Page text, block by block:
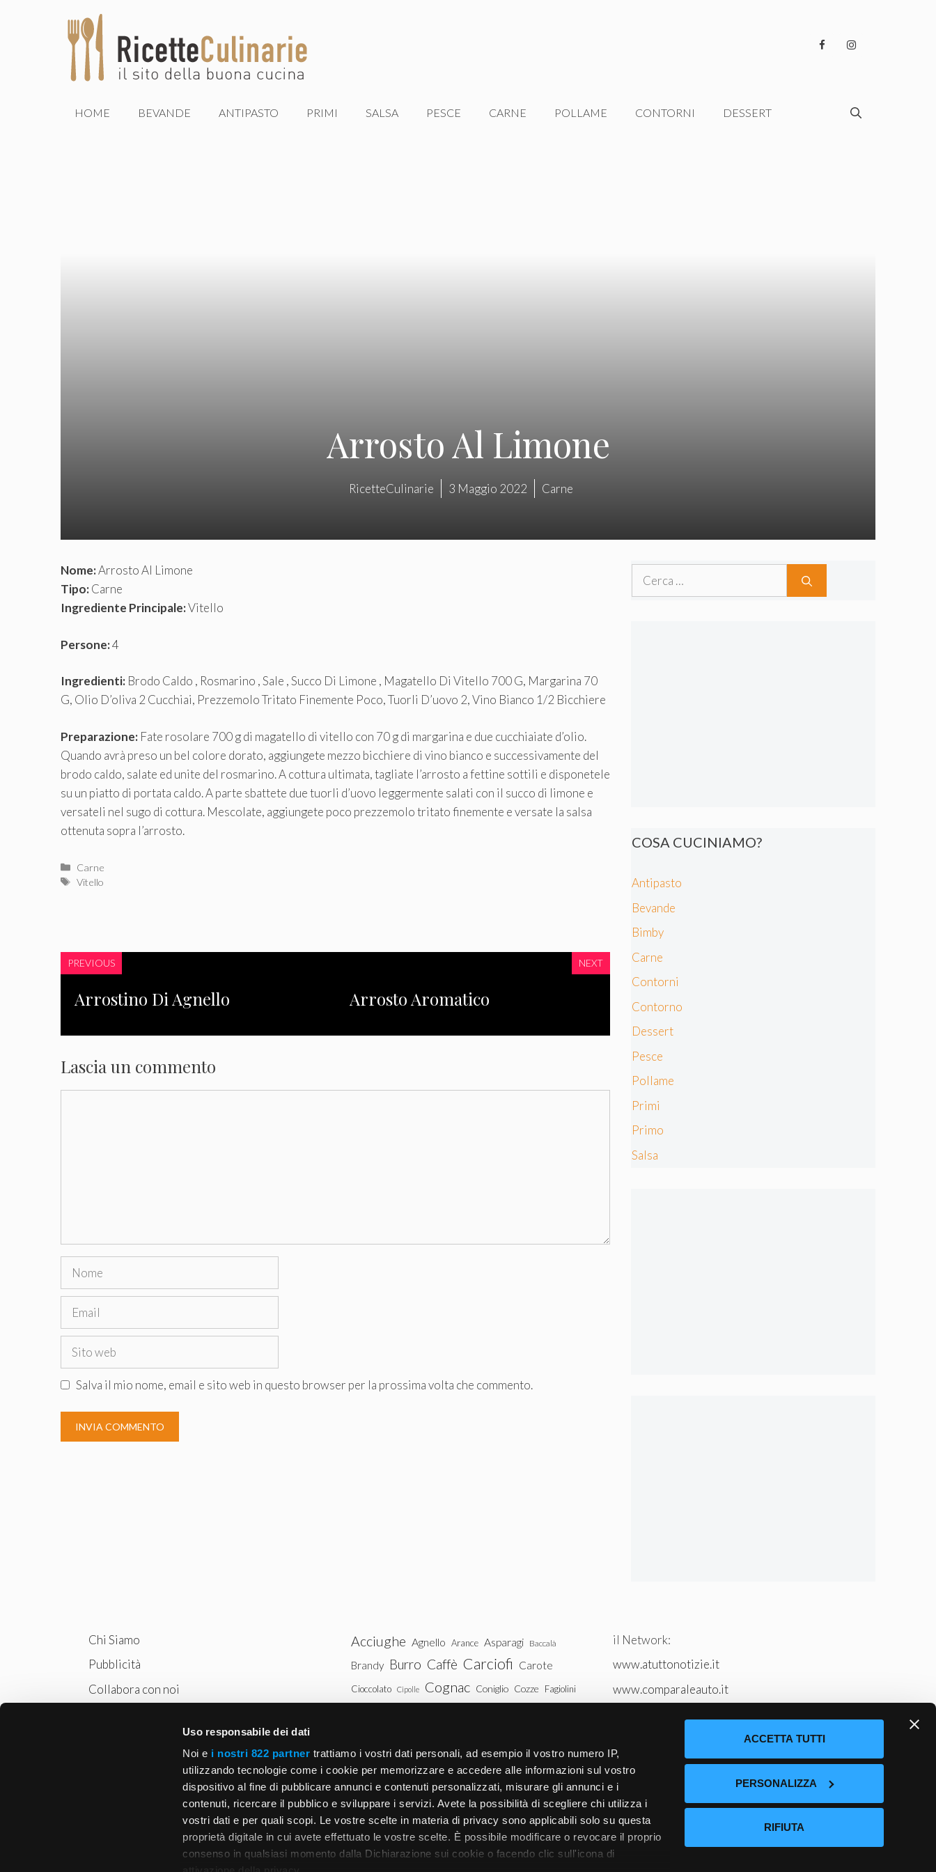
Uso responsabile dei dati
Noi e i nostri 822 partner trattiamo i vostri dati personali, ad esempio il vostro numero IP,
utilizzando tecnologie come i cookie per memorizzare e accedere alle informazioni sul vostro
dispositivo al fine di pubblicare annunci e contenuti personalizzati, misurare gli annunci e i
contenuti, ricercare il pubblico e sviluppare i servizi. Avete la possibilità di scegliere chi utilizza i
vostri dati e per quali scopi. Le vostre scelte in materia di privacy sono applicabili solo su questa
proprietà digitale in cui avete effettuato le vostre scelte. È possibile modificare o revocare il proprio
consenso in qualsiasi momento dalla Dichiarazione sui cookie o facendo clic sull'icona di
ACCETTA TUTTI
PERSONALIZZA
RIFIUTA
HOME BEVANDE ANTIPASTO PRIMI SALSA PESCE CARNE POLLAME CONTORNI DESSERT
Arrosto Al Limone
RicetteCulinarie 3 Maggio 2022 Carne
Nome:Arrosto Al Limone
Tipo:Carne
Ingrediente Principale:Vitello
Persone:4
Ingredienti: Brodo Caldo , Rosmarino , Sale , Succo Di Limone , Magatello Di Vitello 700 G, Margarina 70
G, Olio D’oliva 2 Cucchiai, Prezzemolo Tritato Finemente Poco, Tuorli D’uovo 2, Vino Bianco 1/2 Bicchiere
Preparazione: Fate rosolare 700 g di magatello di vitello con 70 g di margarina e due cucchiaiate d’olio.
Quando avrà preso un bel colore dorato, aggiungete mezzo bicchiere di vino bianco e successivamente del
brodo caldo, salate ed unite del rosmarino. A cottura ultimata, tagliate l’arrosto a fettine sottili e disponetele
su un piatto di portata caldo. A parte sbattete due tuorli d’uovo leggermente salati con il succo di limone e
versateli nel sugo di cottura. Mescolate, aggiungete poco prezzemolo tritato finemente e versate la salsa
ottenuta sopra l’arrosto.
Categorie
Carne
Tag
Vitello
PREVIOUS
Arrostino Di Agnello
NEXT
Arrosto Aromatico
Lascia un commento
Nome
Email
Sito
Salva il mio nome, email e sito web in questo browser per la prossima volta che commento.
Ricerca
COSA CUCINIAMO?
Antipasto
Bevande
Bimby
Carne
Contorni
Contorno
Dessert
Pesce
Pollame
Primi
Primo
Salsa
Chi Siamo
Pubblicità
Collabora con noi
Acciughe Agnello Arance Asparagi Baccalà
Brandy Burro Caffè Carciofi Carote
Cioccolato Cipolle Cognac Coniglio Cozze Fagiolini
Patate Peperoni Piselli Pollo
Pomodori Ricotta Rum
Spinaci Tacchino Tonno Uova Vitello
Vodka Whisky Zucca Zucchine
il Network:
www.atuttonotizie.it
www.comparaleauto.it